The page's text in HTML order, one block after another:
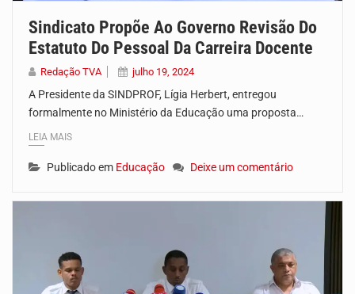
Sindicato Propõe Ao Governo Revisão Do
Estatuto Do Pessoal Da Carreira Docente
Redação TVA julho 19, 2024
A Presidente da SINDPROF, Lígia Herbert, entregou
formalmente no Ministério da Educação uma proposta…
LEIA MAIS
Publicado em Educação Deixe um comentário